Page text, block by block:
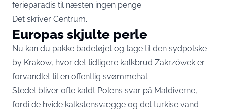
ferieparadis til næsten ingen penge.
Det skriver Centrum.
Europas skjulte perle
Nu kan du pakke badetøjet og tage til den sydpolske
by Krakow, hvor det tidligere kalkbrud Zakrzówek er
forvandlet til en offentlig svømmehal.
Stedet bliver ofte kaldt Polens svar på Maldiverne,
fordi de hvide kalkstensvægge og det turkise vand